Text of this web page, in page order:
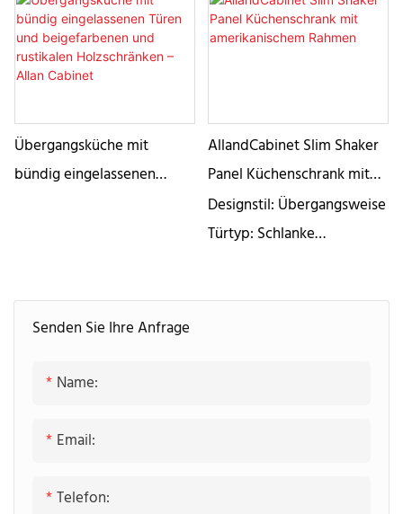
Senden Sie Ihre Anfrage
Name:
Email:
Telefon:
Spülinsel
Übergangsküche mit
bündig eingelassenen
AllandCabinet Slim Shaker
Panel Küchenschrank mit
amerikanischem Rahmen
Designstil: Übergangsweise
Türtyp: Schlanke